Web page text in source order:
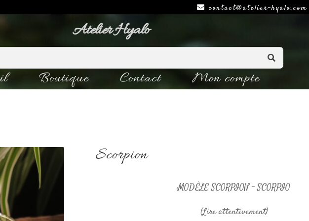
contact@atelier-hyalo.com
Atelier Hyalo
Boutique Contact Mon compte
Scorpion
MODÈLE SCORPION – SCORPIO
(Lire attentivement)